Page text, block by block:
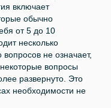
включает
обычно
от 5 до 10
несколько
не означает,
вопросы
развернуто. Это
необходимости не